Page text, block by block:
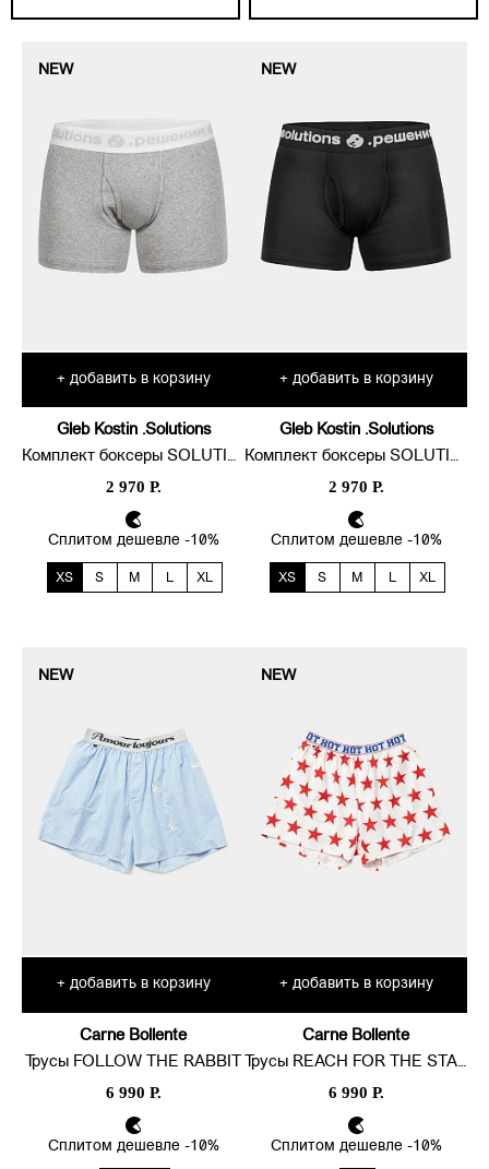
NEW
+ добавить в корзину
Gleb Kostin .Solutions
Комплект боксеры SOLUTIONS UNDERWEAR PACK
2 970 Р.
Сплитом дешевле -10%
XS S M L XL
NEW
+ добавить в корзину
Gleb Kostin .Solutions
Комплект боксеры SOLUTIONS UNDERWEAR PACK
2 970 Р.
Сплитом дешевле -10%
XS S M L XL
NEW
+ добавить в корзину
Carne Bollente
Трусы FOLLOW THE RABBIT
6 990 Р.
Сплитом дешевле -10%
NEW
+ добавить в корзину
Carne Bollente
Трусы REACH FOR THE STARS
6 990 Р.
Сплитом дешевле -10%